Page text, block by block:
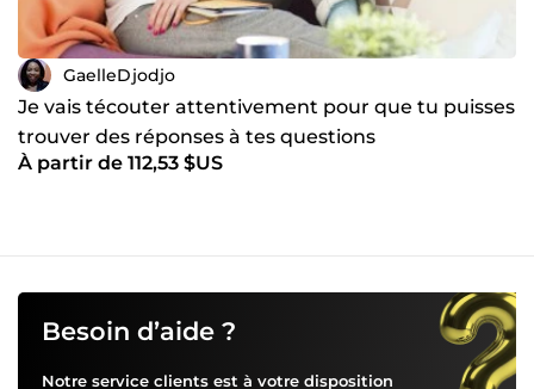
GaelleDjodjo
Je vais técouter attentivement pour que tu puisses
trouver des réponses à tes questions
À partir de 112,53 $US
Besoin d’aide ?
Notre service clients est à votre disposition